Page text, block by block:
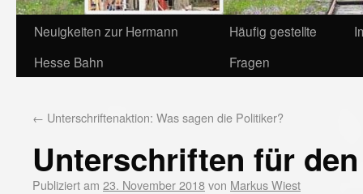
Neuigkeiten zur Hermann
Hesse Bahn
Häufig gestellte
Fragen
← Unterschriftenaktion: Was sagen die Politiker?
Unterschriften für
Publiziert am 23. November 2018von Markus Wiest